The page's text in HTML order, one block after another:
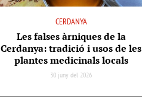
CERDANYA
Les falses àrniques de la
Cerdanya: tradició i usos de les
plantes medicinals locals
30 juny del 2026